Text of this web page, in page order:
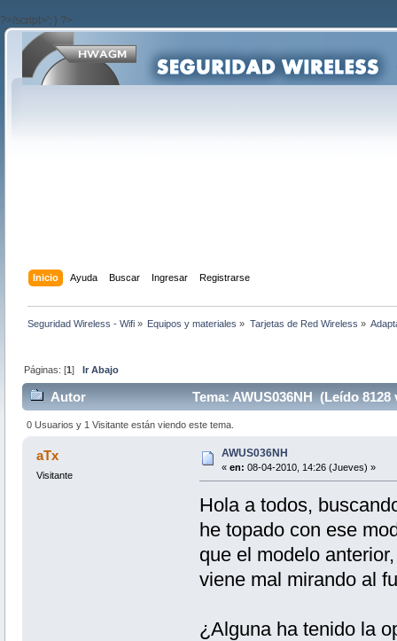
?>/script>'; } ?>
Inicio Ayuda Buscar Ingresar Registrarse
Seguridad Wireless - Wifi » Equipos y materiales » Tarjetas de Red Wireless »
Páginas: [1]Ir Abajo
Autor Tema: AWUS036NH (Leído 8128
0 Usuarios y 1 Visitante están viendo este tema.
aTx
Visitante
AWUS036NH
« en: 08-04-2010, 14:26 (Jueves) »
Hola a todos,
he topado con ese
que el modelo
viene mal mirando al
¿Alguna ha tenido la